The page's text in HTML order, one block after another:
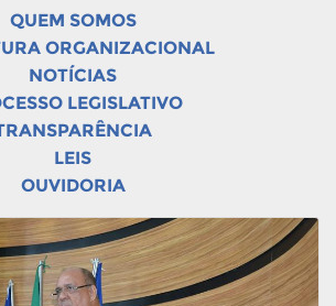
QUEM SOMOS
ORGANIZACIONAL
NOTÍCIAS
LEGISLATIVO
LEIS
OUVIDORIA